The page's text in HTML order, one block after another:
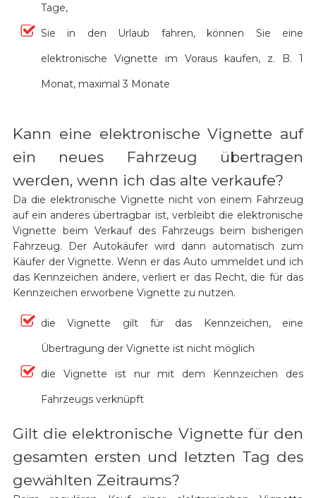
Tage,
Sie in den Urlaub fahren, können Sie eine
elektronische Vignette im Voraus kaufen, z. B. 1
Monat, maximal 3 Monate
Kann eine elektronische Vignette auf
ein neues Fahrzeug übertragen
werden, wenn ich das alte verkaufe?
Da die elektronische Vignette nicht von einem Fahrzeug
auf ein anderes übertragbar ist, verbleibt die elektronische
Vignette beim Verkauf des Fahrzeugs beim bisherigen
Fahrzeug. Der Autokäufer wird dann automatisch zum
Käufer der Vignette. Wenn er das Auto ummeldet und ich
das Kennzeichen ändere, verliert er das Recht, die für das
Kennzeichen erworbene Vignette zu nutzen.
die Vignette gilt für das Kennzeichen, eine
Übertragung der Vignette ist nicht möglich
die Vignette ist nur mit dem Kennzeichen des
Fahrzeugs verknüpft
Gilt die elektronische Vignette für den
gesamten ersten und letzten Tag des
gewählten Zeitraums?